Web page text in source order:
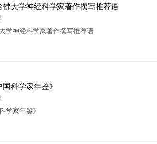
大学神经科学家著作撰写推荐语
学神经科学家著作撰写推荐语
科学家年鉴》
学家年鉴》